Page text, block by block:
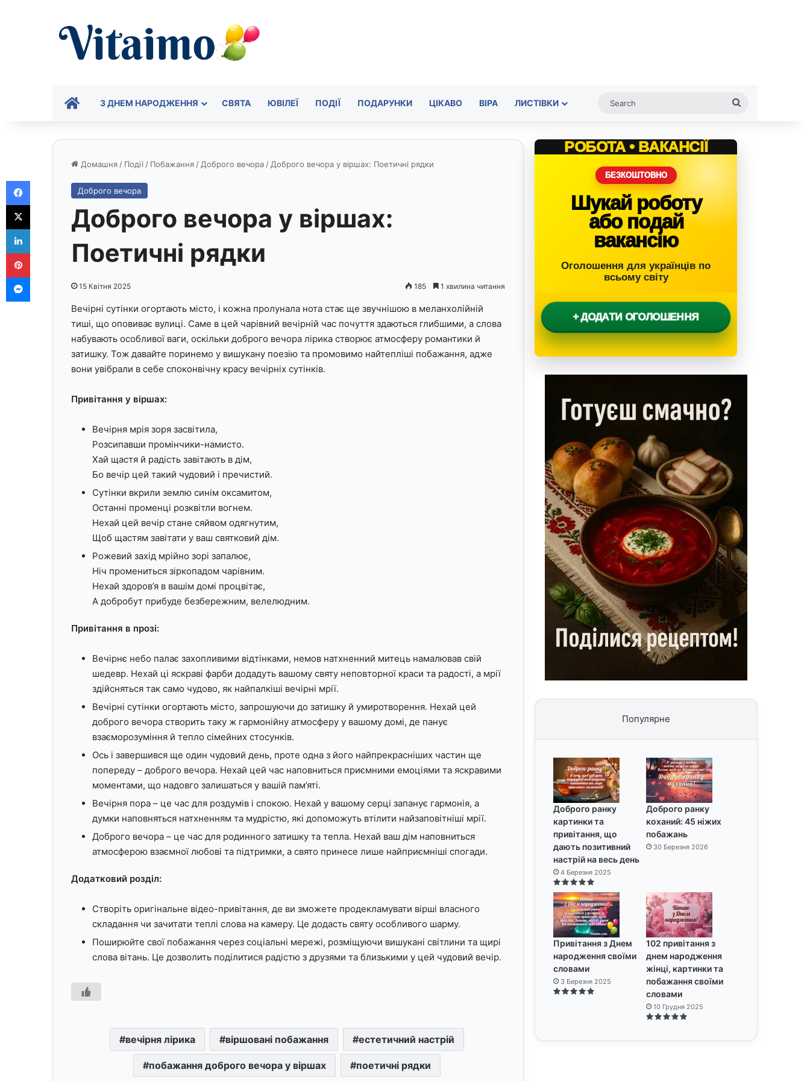
ГОЛОВНА
З ДНЕМ НАРОДЖЕННЯ СВЯТА ЮВІЛЕЇ ПОДІЇ ПОДАРУНКИ ЦІКАВО ВІРА ЛИСТІВКИ
Домашня / Події / Побажання / Доброго вечора / Доброго вечора у віршах: Поетичні рядки
Доброго вечора
Доброго вечора у віршах:
Поетичні рядки
15 Квітня 2025 185 1 хвилина читання
Вечірні сутінки огортають місто, і кожна пролунала нота стає ще звучнішою в меланхолійній
тиші, що оповиває вулиці. Саме в цей чарівний вечірній час почуття здаються глибшими, а слова
набувають особливої ваги, оскільки доброго вечора лірика створює атмосферу романтики й
затишку. Тож давайте поринемо у вишукану поезію та промовимо найтепліші побажання, адже
вони увібрали в себе споконвічну красу вечірніх сутінків.
Привітання у віршах:
Вечірня мрія зоря засвітила,
Розсипавши промінчики-намисто.
Хай щастя й радість завітають в дім,
Бо вечір цей такий чудовий і пречистий.
Сутінки вкрили землю синім оксамитом,
Останні променці розквітли вогнем.
Нехай цей вечір стане сяйвом одягнутим,
Щоб щастям завітати у ваш святковий дім.
Рожевий захід мрійно зорі запалює,
Ніч промениться зіркопадом чарівним.
Нехай здоров’я в вашім домі процвітає,
А добробут прибуде безбережним, велелюдним.
Привітання в прозі:
Вечірнє небо палає захопливими відтінками, немов натхненний митець намалював свій
шедевр. Нехай ці яскраві фарби додадуть вашому святу неповторної краси та радості, а мрії
здійсняться так само чудово, як найпалкіші вечірні мрії.
Вечірні сутінки огортають місто, запрошуючи до затишку й умиротворення. Нехай цей
доброго вечора створить таку ж гармонійну атмосферу у вашому домі, де панує
взаєморозуміння й тепло сімейних стосунків.
Ось і завершився ще один чудовий день, проте одна з його найпрекрасніших частин ще
попереду – доброго вечора. Нехай цей час наповниться приємними емоціями та яскравими
моментами, що надовго залишаться у вашій пам’яті.
Вечірня пора – це час для роздумів і спокою. Нехай у вашому серці запанує гармонія, а
думки наповняться натхненням та мудрістю, які допоможуть втілити найзаповітніші мрії.
Доброго вечора – це час для родинного затишку та тепла. Нехай ваш дім наповниться
атмосферою взаємної любові та підтримки, а свято принесе лише найприємніші спогади.
Додатковий розділ:
Створіть оригінальне відео-привітання, де ви зможете продекламувати вірші власного
складання чи зачитати теплі слова на камеру. Це додасть святу особливого шарму.
Поширюйте свої побажання через соціальні мережі, розміщуючи вишукані світлини та щирі
слова вітань. Це дозволить поділитися радістю з друзями та близькими у цей чудовий вечір.
вечірня лірика віршовані побажання естетичний настрій
побажання доброго вечора у віршах поетичні рядки
РОБОТА • ВАКАНСІЇ
БЕЗКОШТОВНО
Шукай роботу
або подай
вакансію
Оголошення для українців по
всьому світу
+ ДОДАТИ ОГОЛОШЕННЯ
Популярне
Доброго ранку
картинки та
привітання, що
дають позитивний
настрій на весь день
4 Березня 2025
Доброго ранку
коханий: 45 ніжих
побажань
30 Березня 2026
Привітання з Днем
народження своїми
словами
3 Березня 2025
102 привітання з
днем народження
жінці, картинки та
побажання своїми
словами
10 Грудня 2025